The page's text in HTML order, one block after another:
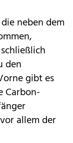
neben dem
den
gibt es
Carbon-
allem der